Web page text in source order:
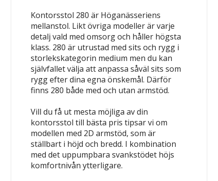
Kontorsstol 280 är Höganässeriens
mellanstol. Likt övriga modeller är varje
detalj vald med omsorg och håller högsta
klass. 280 är utrustad med sits och rygg i
storlekskategorin medium men du kan
självfallet välja att anpassa såväl sits som
rygg efter dina egna önskemål. Därför
finns 280 både med och utan armstöd.
Vill du få ut mesta möjliga av din
kontorsstol till bästa pris tipsar vi om
modellen med 2D armstöd, som är
ställbart i höjd och bredd. I kombination
med det uppumpbara svankstödet höjs
komfortnivån ytterligare.